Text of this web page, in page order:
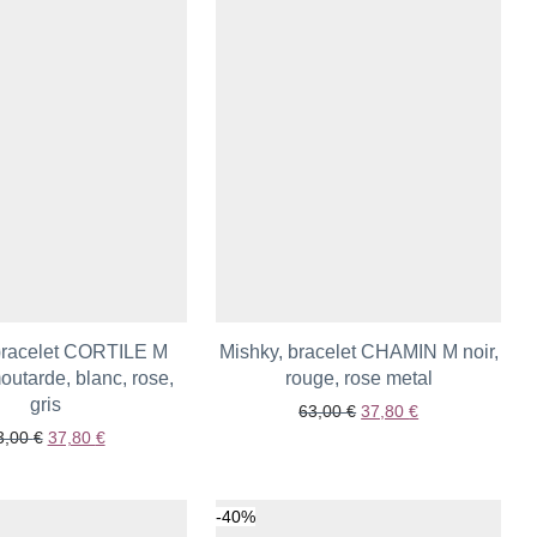
CORTILE M
blanc, rose,
gris
€ Le prix initial était : 63,00 €.
37,80 €Le prix actuel est : 37,80 €.
aux favoris
Mishky, bracelet CHAMIN M noir,
rouge, rose metal
63,00€ Le prix initial était :
37,80€Le prix actuel
Ajouter aux favoris
-40%